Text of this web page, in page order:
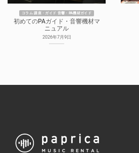
コラム 講座・ガイド 音響・PA機材ガイド
初めてのPAガイド・音響機材マ
ニュアル
2026年7月9日